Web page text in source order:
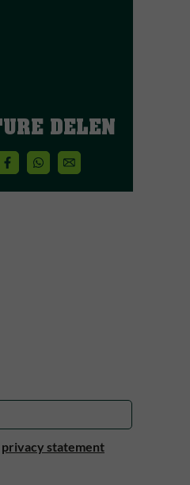
DELEN
privacy statement